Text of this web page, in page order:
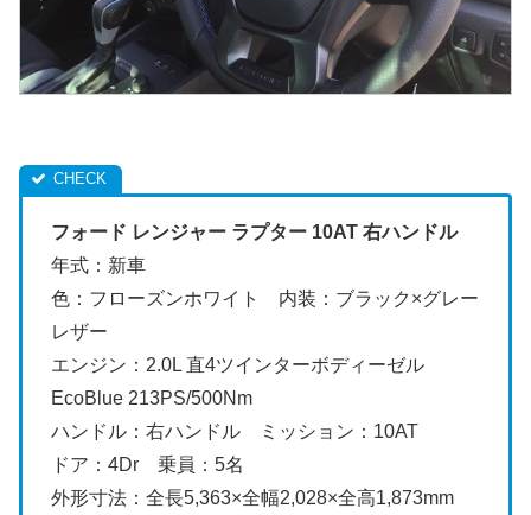
フォード レンジャー ラプター 10AT 右ハンドル
年式：新車
色：フローズンホワイト 内装：ブラック×グレー
レザー
エンジン：2.0L 直4ツインターボディーゼル
EcoBlue 213PS/500Nm
ハンドル：右ハンドル ミッション：10AT
ドア：4Dr 乗員：5名
外形寸法：全長5,363×全幅2,028×全高1,873mm